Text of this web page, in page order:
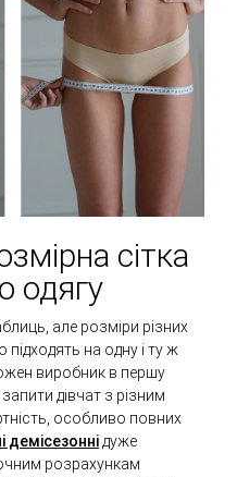
сітка
одягу
але розміри різних
підходять на одну і ту ж
виробник в першу
дівчат з різним
особливо повних
демісезоннідуже
розрахункам